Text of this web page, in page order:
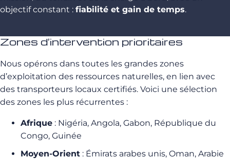
objectif constant : fiabilité et gain de temps.
Zones d’intervention prioritaires
Nous opérons dans toutes les grandes zones
d’exploitation des ressources naturelles, en lien avec
des transporteurs locaux certifiés. Voici une sélection
des zones les plus récurrentes :
Afrique : Nigéria, Angola, Gabon, République du
Congo, Guinée
Moyen-Orient : Émirats arabes unis, Oman, Arabie